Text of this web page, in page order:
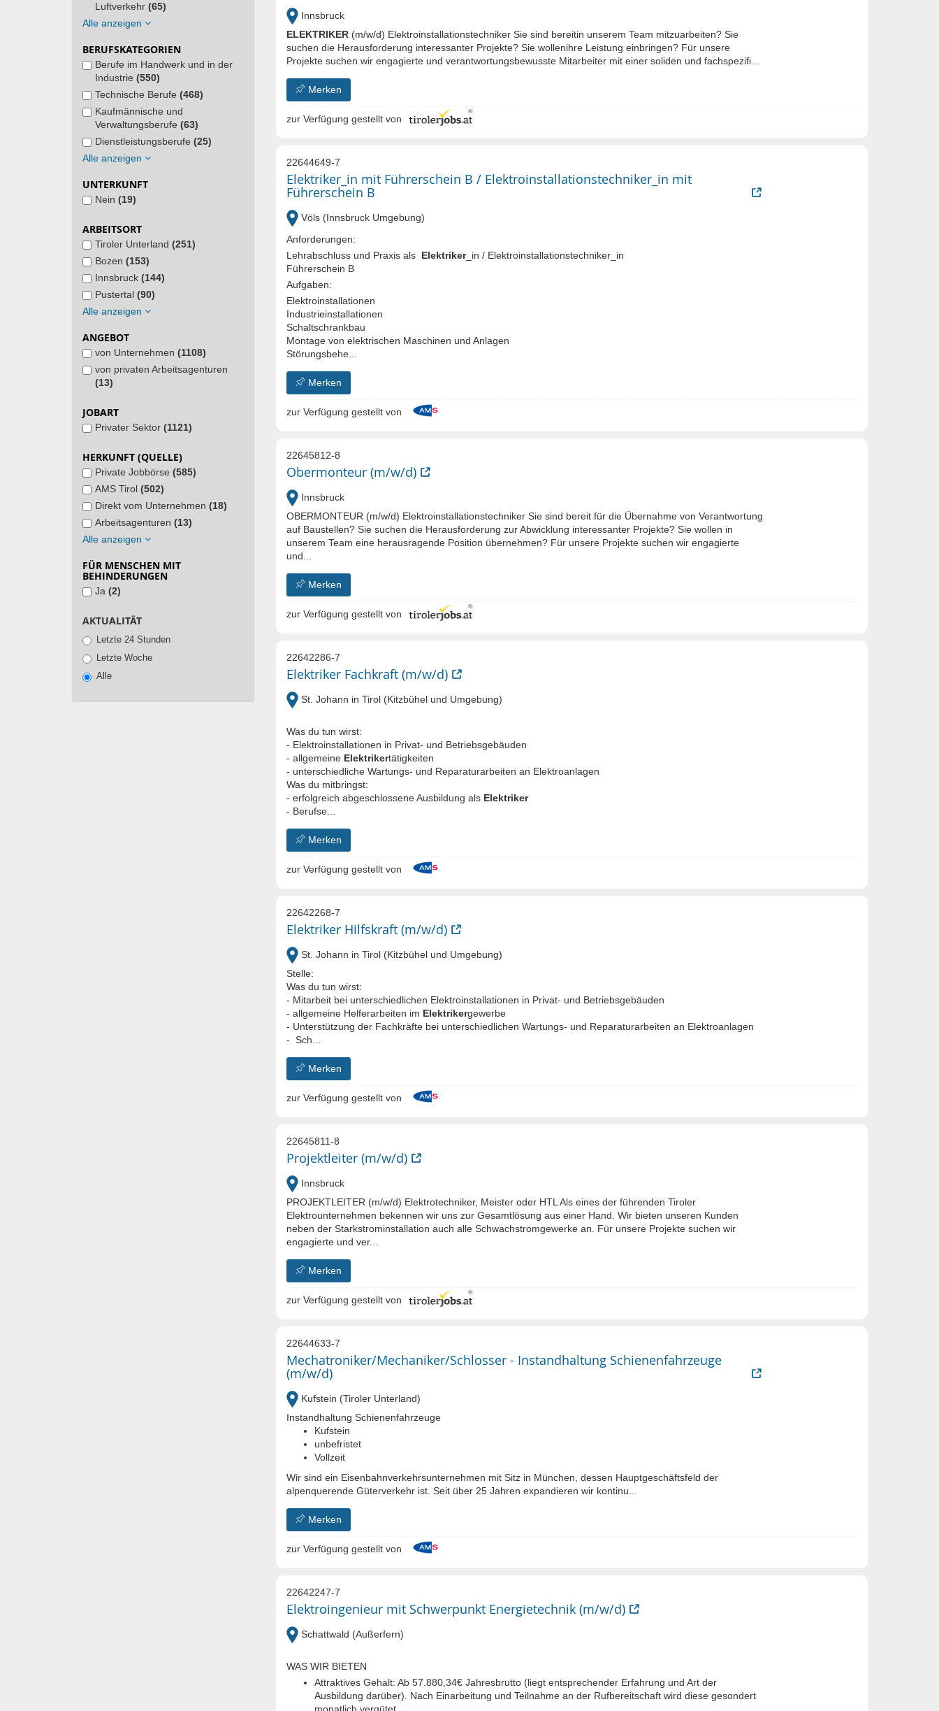
Luftverkehr (65)
Alle anzeigen
BERUFSKATEGORIEN
Berufe im Handwerk und in der
Industrie (550)
Technische Berufe (468)
Kaufmännische und
Verwaltungsberufe (63)
Dienstleistungsberufe (25)
Alle anzeigen
UNTERKUNFT
Nein (19)
ARBEITSORT
Tiroler Unterland (251)
Bozen (153)
Innsbruck (144)
Pustertal (90)
Alle anzeigen
ANGEBOT
von Unternehmen (1108)
von privaten Arbeitsagenturen
(13)
JOBART
Privater Sektor (1121)
HERKUNFT (QUELLE)
Private Jobbörse (585)
AMS Tirol (502)
Direkt vom Unternehmen (18)
Arbeitsagenturen (13)
Alle anzeigen
FÜR MENSCHEN MIT
BEHINDERUNGEN
Ja (2)
AKTUALITÄT
Letzte 24 Stunden
Letzte Woche
Alle
Innsbruck
ELEKTRIKER(m/w/d) Elektroinstallationstechniker Sie sind bereitin unserem Team mitzuarbeiten? Sie
suchen die Herausforderung interessanter Projekte? Sie wollenihre Leistung einbringen? Für unsere
Projekte suchen wir engagierte und verantwortungsbewusste Mitarbeiter mit einer soliden und fachspezifi...
Merken
zur Verfügung gestellt von
22644649-7
Elektriker_in mit Führerschein B / Elektroinstallationstechniker_in mit
Führerschein B
Völs (Innsbruck Umgebung)
Anforderungen:
Lehrabschluss und Praxis als Elektriker_in / Elektroinstallationstechniker_in
Führerschein B
Aufgaben:
Elektroinstallationen
Industrieinstallationen
Schaltschrankbau
Montage von elektrischen Maschinen und Anlagen
Störungsbehe...
Merken
zur Verfügung gestellt von
22645812-8
Obermonteur (m/w/d)
Innsbruck
OBERMONTEUR (m/w/d) Elektroinstallationstechniker Sie sind bereit für die Übernahme von Verantwortung
auf Baustellen? Sie suchen die Herausforderung zur Abwicklung interessanter Projekte? Sie wollen in
unserem Team eine herausragende Position übernehmen? Für unsere Projekte suchen wir engagierte
und...
Merken
zur Verfügung gestellt von
22642286-7
Elektriker Fachkraft (m/w/d)
St. Johann in Tirol (Kitzbühel und Umgebung)
Was du tun wirst:
- Elektroinstallationen in Privat- und Betriebsgebäuden
- allgemeine Elektrikertätigkeiten
- unterschiedliche Wartungs- und Reparaturarbeiten an Elektroanlagen
Was du mitbringst:
- erfolgreich abgeschlossene Ausbildung als Elektriker
- Berufse...
Merken
zur Verfügung gestellt von
22642268-7
Elektriker Hilfskraft (m/w/d)
St. Johann in Tirol (Kitzbühel und Umgebung)
Stelle:
Was du tun wirst:
- Mitarbeit bei unterschiedlichen Elektroinstallationen in Privat- und Betriebsgebäuden
- allgemeine Helferarbeiten im Elektrikergewerbe
- Unterstützung der Fachkräfte bei unterschiedlichen Wartungs- und Reparaturarbeiten an Elektroanlagen
- Sch...
Merken
zur Verfügung gestellt von
22645811-8
Projektleiter (m/w/d)
Innsbruck
PROJEKTLEITER (m/w/d) Elektrotechniker, Meister oder HTL Als eines der führenden Tiroler
Elektrounternehmen bekennen wir uns zur Gesamtlösung aus einer Hand. Wir bieten unseren Kunden
neben der Starkstrominstallation auch alle Schwachstromgewerke an. Für unsere Projekte suchen wir
engagierte und ver...
Merken
zur Verfügung gestellt von
22644633-7
Mechatroniker/Mechaniker/Schlosser - Instandhaltung Schienenfahrzeuge
(m/w/d)
Kufstein (Tiroler Unterland)
Instandhaltung Schienenfahrzeuge
Kufstein
unbefristet
Vollzeit
Wir sind ein Eisenbahnverkehrsunternehmen mit Sitz in München, dessen Hauptgeschäftsfeld der
alpenquerende Güterverkehr ist. Seit über 25 Jahren expandieren wir kontinu...
Merken
zur Verfügung gestellt von
22642247-7
Elektroingenieur mit Schwerpunkt Energietechnik (m/w/d)
Schattwald (Außerfern)
WAS WIR BIETEN
Attraktives Gehalt: Ab 57.880,34€ Jahresbrutto (liegt entsprechender Erfahrung und Art der
Ausbildung darüber). Nach Einarbeitung und Teilnahme an der Rufbereitschaft wird diese gesondert
monatlich vergütet...